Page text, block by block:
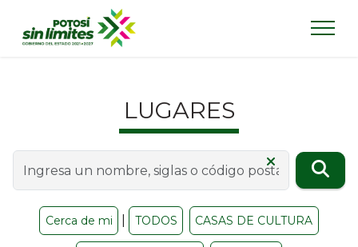
LUGARES
Cerca de mi TODOS CASAS DE CULTURA